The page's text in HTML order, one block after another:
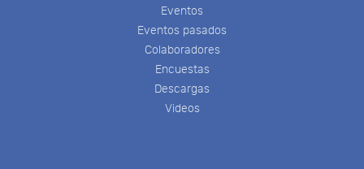
Eventos
Eventos pasados
Colaboradores
Encuestas
Descargas
Videos